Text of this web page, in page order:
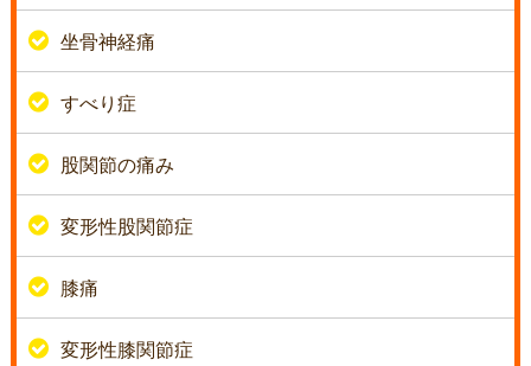
坐骨神経痛
すべり症
股関節の痛み
変形性股関節症
膝痛
変形性膝関節症